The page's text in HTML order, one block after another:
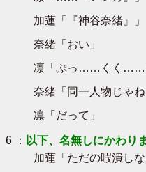
加蓮「『神谷奈緒』」
奈緒「おい」
凛「ぷっ……くく……
奈緒「同一人物じゃ
凛「だって」
6 ： 以下、名無しにかわり
加蓮「ただの暇潰し